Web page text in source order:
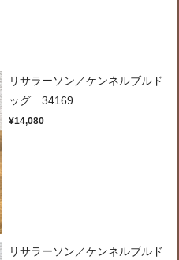
リサラーソン／ケンネルブルド
ッグ 34169
¥14,080
リサラーソン／ケンネルブルド